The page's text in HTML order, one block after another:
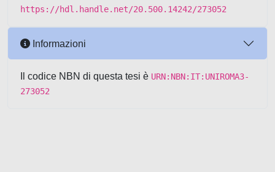
https://hdl.handle.net/20.500.14242/273052
Informazioni
Il codice NBN di questa tesi è URN:NBN:IT:UNIROMA3-
273052